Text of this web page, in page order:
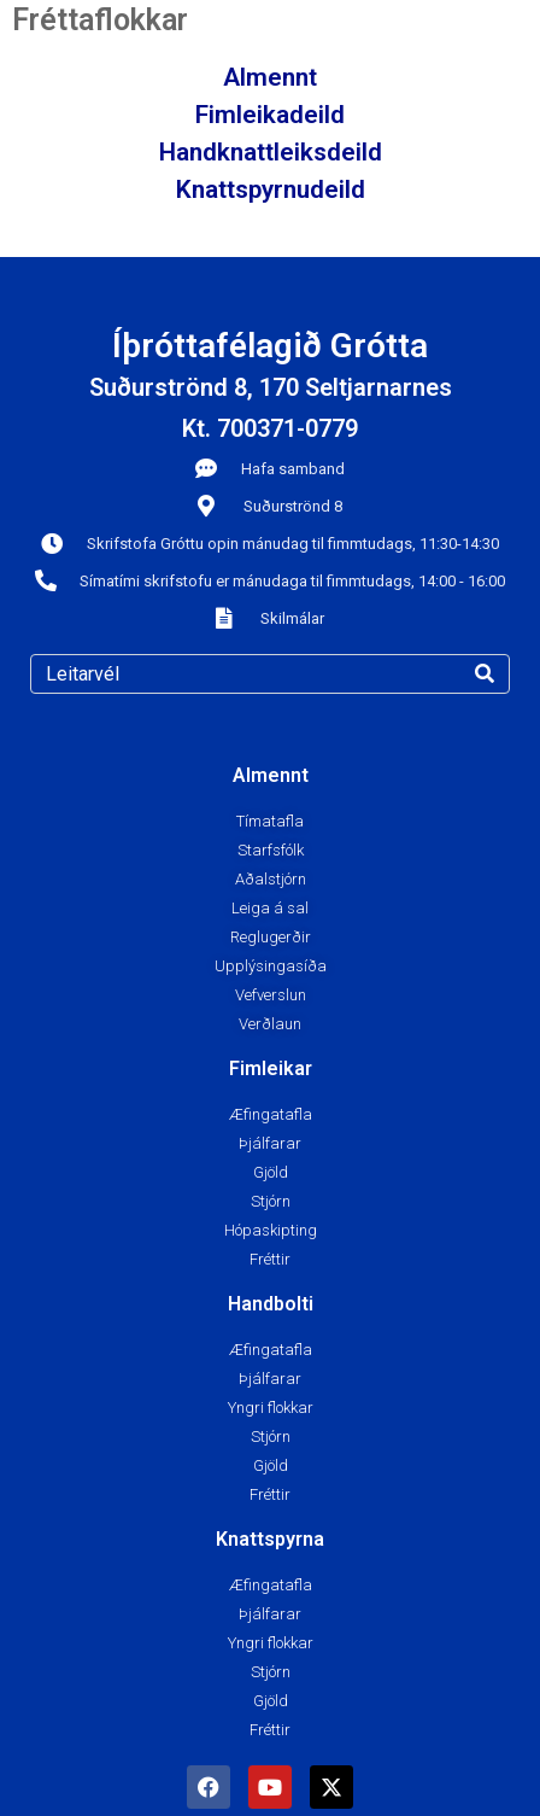
Fréttaflokkar
Almennt
Fimleikadeild
Handknattleiksdeild
Knattspyrnudeild
Íþróttafélagið Grótta
Suðurströnd 8, 170 Seltjarnarnes
Kt. 700371-0779
Hafa samband
Suðurströnd 8
Skrifstofa Gróttu opin mánudag til fimmtudags, 11:30-14:30
Símatími skrifstofu er mánudaga til fimmtudags, 14:00 - 16:00
Skilmálar
Almennt
Tímatafla
Starfsfólk
Aðalstjórn
Leiga á sal
Reglugerðir
Upplýsingasíða
Vefverslun
Verðlaun
Fimleikar
Æfingatafla
Þjálfarar
Gjöld
Stjórn
Hópaskipting
Fréttir
Handbolti
Æfingatafla
Þjálfarar
Yngri flokkar
Stjórn
Gjöld
Fréttir
Knattspyrna
Æfingatafla
Þjálfarar
Yngri flokkar
Stjórn
Gjöld
Fréttir